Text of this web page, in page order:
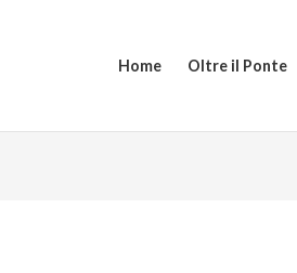
Home Oltre il Ponte